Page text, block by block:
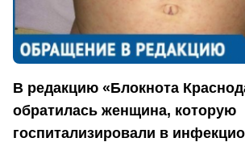
В редакцию «Блокнота
обратилась женщина, которую
госпитализировали в